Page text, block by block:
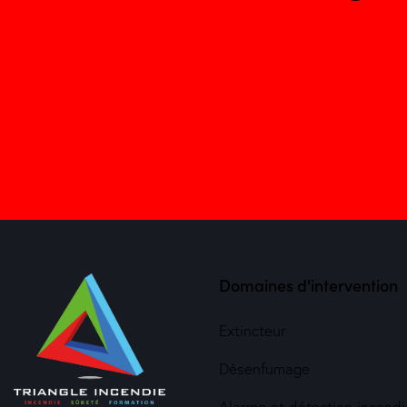
Domaines d'intervention
Extincteur
Désenfumage